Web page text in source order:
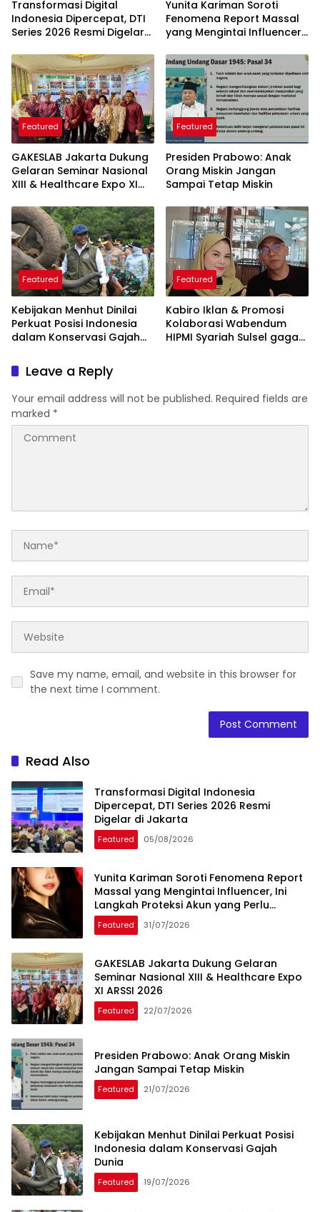
Transformasi Digital
Indonesia Dipercepat, DTI
Series 2026 Resmi Digelar
Yunita Kariman Soroti
Fenomena Report Massal
yang Mengintai Influencer,
yang Perlu Diketahui
Featured
GAKESLAB Jakarta Dukung
Gelaran Seminar Nasional
XIII & Healthcare Expo XI
Featured
Presiden Prabowo: Anak
Orang Miskin Jangan
Sampai Tetap Miskin
Featured
Kebijakan Menhut Dinilai
Perkuat Posisi Indonesia
dalam Konservasi Gajah
Featured
Kabiro Iklan & Promosi
Kolaborasi Wabendum
HIPMI Syariah Sulsel gagas
Leave a Reply
Your email address will not be published. Required fields are
marked *
Save my name, email, and website in this browser for
the next time I comment.
Read Also
Transformasi Digital Indonesia
Dipercepat, DTI Series 2026 Resmi
Digelar di Jakarta
Featured 05/08/2026
Yunita Kariman Soroti Fenomena Report
Massal yang Mengintai Influencer, Ini
Langkah Proteksi Akun yang Perlu
Diketahui
Featured 31/07/2026
GAKESLAB Jakarta Dukung Gelaran
Seminar Nasional XIII & Healthcare Expo
XI ARSSI 2026
Featured 22/07/2026
Presiden Prabowo: Anak Orang Miskin
Jangan Sampai Tetap Miskin
Featured 21/07/2026
Kebijakan Menhut Dinilai Perkuat Posisi
Indonesia dalam Konservasi Gajah
Dunia
Featured 19/07/2026